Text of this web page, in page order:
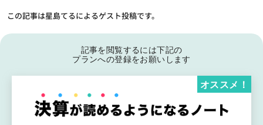
この記事は星島てるによるゲスト投稿です。
記事を閲覧するには下記の
プランへの登録をお願いします
オススメ！